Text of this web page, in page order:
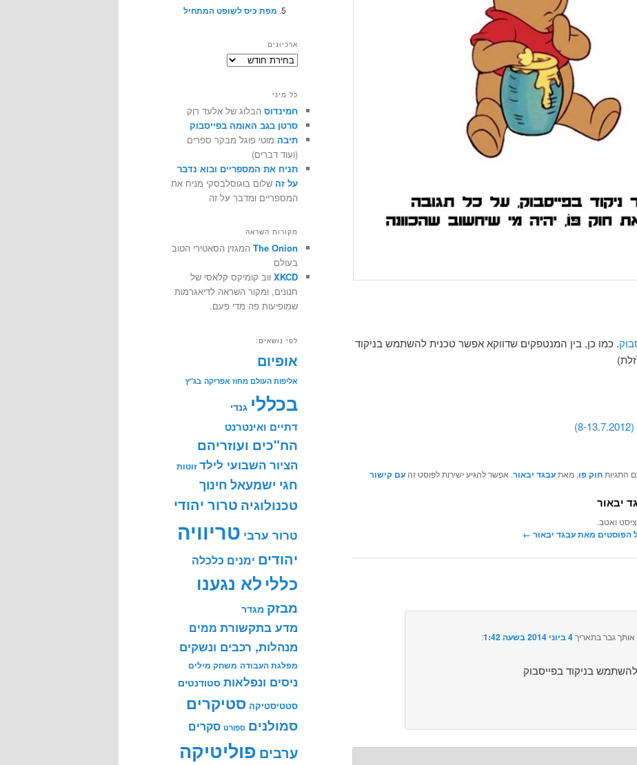
. כמו כן, בין המנטפקים שדווקא אפשר טכנית להשתמש בניקוד
התגיותחוק פו, מאתעבגד יבאור. אפשר להגיע ישירות לפוסט זה עם קישור
יבאור
ואטב.
הפוסטים מאת עבגד יבאור‏ ←
גברבתאריך4 ביוני 2014 בשעה 1:42 :‏
בניקוד בפייסבוק
מפת כיס לשופט המתחיל
ארכיונים
ארכיונים
כל מיני
חמינדוס הבלוג של אלעד רוֶק
סרטן בגב האומה בפייסבוק
תיבה מוטי פוגל מבקר ספרים
(ועוד דברים)
תניח את המספריים ובוא נדבר
על זה שלום בוגוסלבסקי מניח את
המספריים ומדבר על זה
מקורות השראה
The Onion המגזין הסאטירי הטוב
בעולם
XKCD ווב קומיקס קלאסי של
חנונים, ומקור השראה לדיאגרמות
שמופיעות פה מדי פעם.
לפי נושאים:
אופיום
אליפות העולם מחוז אפריקה בג"ץ
בכללי גנדי
דתיים ואינטרנט
הח"כים ועוזריהם
הציור השבועי לילד זוטות
חגי ישמעאל חינוך
טכנולוגיה טרור יהודי
טרור ערבי טריוויה
יהודים ימנים כלכלה
כללי לא נגענו
מבזק מגדר
מדע בתקשורת ממים
מנהלות, רכבים ונשקים
מפלגת העבודה משחק מילים
ניסים ונפלאות סטודנטים
סטטיסטיקה סטיקרים
סמולנים ספורט סקרים
ערבים פוליטיקה